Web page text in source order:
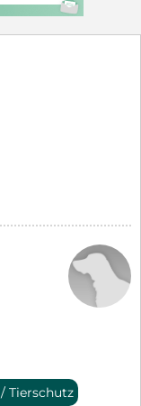
Tierschutz